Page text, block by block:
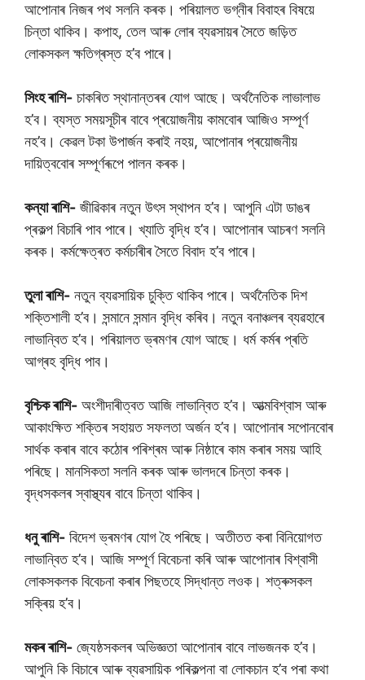
আপোনাৰ নিজৰ পথ সলনি কৰক। পৰিয়ালত ভগ্নীৰ বিবাহৰ বিষয়ে
চিন্তা থাকিব। কপাহ, তেল আৰু লোৰ ব্যৱসায়ৰ সৈতে জড়িত
লোকসকল ক্ষতিগ্ৰস্ত হ’ব পাৰে।
সিংহ ৰাশি- চাকৰিত স্থানান্তৰৰ যোগ আছে। অৰ্থনৈতিক লাভালাভ
হ’ব। ব্যস্ত সময়সূচীৰ বাবে প্ৰয়োজনীয় কামবোৰ আজিও সম্পূৰ্ণ
নহ’ব। কেৱল টকা উপাৰ্জন কৰাই নহয়, আপোনাৰ প্ৰয়োজনীয়
দায়িত্ববোৰ সম্পূৰ্ণৰূপে পালন কৰক।
কন্যা ৰাশি- জীৱিকাৰ নতুন উৎস স্থাপন হ’ব। আপুনি এটা ডাঙৰ
প্ৰকল্প বিচাৰি পাব পাৰে। খ্যাতি বৃদ্ধি হ’ব। আপোনাৰ আচৰণ সলনি
কৰক। কৰ্মক্ষেত্ৰত কৰ্মচাৰীৰ সৈতে বিবাদ হ’ব পাৰে।
তুলা ৰাশি- নতুন ব্যৱসায়িক চুক্তি থাকিব পাৰে। অৰ্থনৈতিক দিশ
শক্তিশালী হ’ব। সন্মানে সন্মান বৃদ্ধি কৰিব। নতুন বনাঞ্চলৰ ব্যৱহাৰে
লাভান্বিত হ’ব। পৰিয়ালত ভ্ৰমণৰ যোগ আছে। ধৰ্ম কৰ্মৰ প্ৰতি
আগ্ৰহ বৃদ্ধি পাব।
বৃশ্চিক ৰাশি- অংশীদাৰীত্বত আজি লাভান্বিত হ’ব। আত্মবিশ্বাস আৰু
আকাংক্ষিত শক্তিৰ সহায়ত সফলতা অৰ্জন হ’ব। আপোনাৰ সপোনবোৰ
সাৰ্থক কৰাৰ বাবে কঠোৰ পৰিশ্ৰম আৰু নিষ্ঠাৰে কাম কৰাৰ সময় আহি
পৰিছে। মানসিকতা সলনি কৰক আৰু ভালদৰে চিন্তা কৰক।
বৃদ্ধসকলৰ স্বাস্থ্যৰ বাবে চিন্তা থাকিব।
ধনু ৰাশি- বিদেশ ভ্ৰমণৰ যোগ হৈ পৰিছে। অতীতত কৰা বিনিয়োগত
লাভান্বিত হ’ব। আজি সম্পূৰ্ণ বিবেচনা কৰি আৰু আপোনাৰ বিশ্বাসী
লোকসকলক বিবেচনা কৰাৰ পিছতহে সিদ্ধান্ত লওক। শত্ৰুসকল
সক্ৰিয় হ’ব।
মকৰ ৰাশি- জ্যেষ্ঠসকলৰ অভিজ্ঞতা আপোনাৰ বাবে লাভজনক হ’ব।
আপুনি কি বিচাৰে আৰু ব্যৱসায়িক পৰিকল্পনা বা লোকচান হ’ব পৰা কথা